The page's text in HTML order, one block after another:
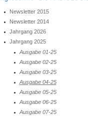
Prüfverfahren
Ärztliche Tätigkeit am
Versicherungs- und
Berufshaftpflichtversicherung
Elektronik-Versicherung
Qualitätsmanagement -
PUQ® RADNUK das QM-
Rahmenvertrag des BDR
Auslegung der
Newsletter 2015
Newsletter 2014
Ausgabe 01-14
Weihnachten 2013
Ausgabe 02-14
Ausgabe 03-14
Ausgabe 04-14
Ausgabe 05-14
Ausgabe 06-14
Ausgabe 07-14
Ausgabe 08-14
Jahrgang 2026
Ausgabe 01-26
Ausgabe 02-26
Ausgabe 03-26
Ausgabe 04-26
Ausgabe 05-26
Ausgabe 06-26
Ausgabe 07-26
Ausgabe 08-26
Jahrgang 2025
Ausgabe 01-25
Ausgabe 02-25
Ausgabe 03-25
Ausgabe 04-25
Ausgabe 05-25
Ausgabe 06-25
Ausgabe 07-25